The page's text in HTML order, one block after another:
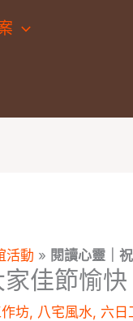
活動 » 閱讀心靈｜
佳節愉快
坊, 八宅風水, 六日